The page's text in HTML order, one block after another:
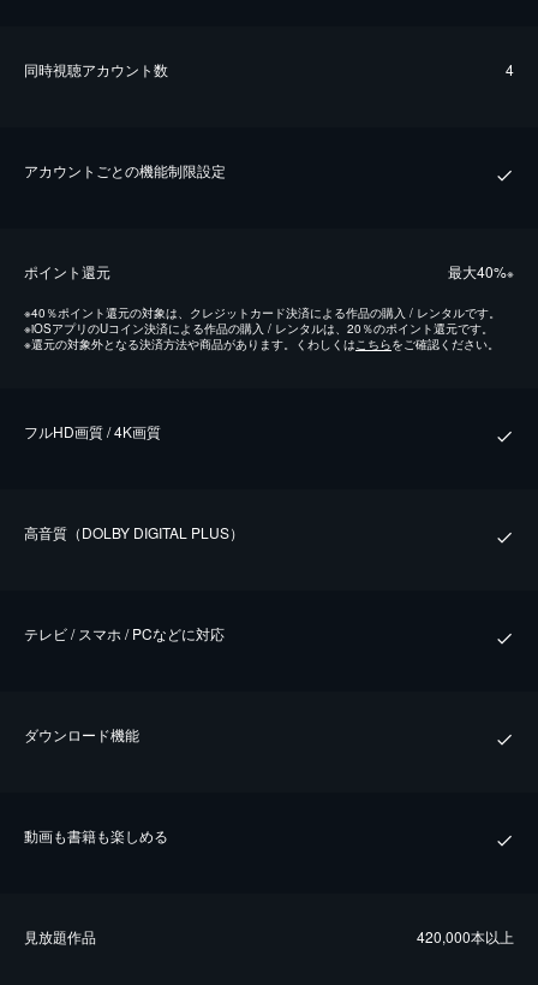
同時視聴アカウント数 4
アカウントごとの機能制限設定
ポイント還元 最⼤40%※
※40％ポイント還元の対象は、クレジットカード決済による作品の購入 / レンタルです。
※iOSアプリのUコイン決済による作品の購入 / レンタルは、20％のポイント還元です。
※還元の対象外となる決済方法や商品があります。くわしくはこちらをご確認ください。
フルHD画質 / 4K画質
⾼⾳質（DOLBY DIGITAL PLUS）
テレビ / スマホ / PCなどに対応
ダウンロード機能
動画も書籍も楽しめる
⾒放題作品 420,000本以上